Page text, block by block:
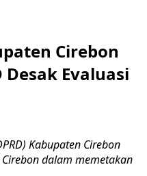
Cirebon
Desak Evaluasi
Kabupaten Cirebon
dalam memetakan